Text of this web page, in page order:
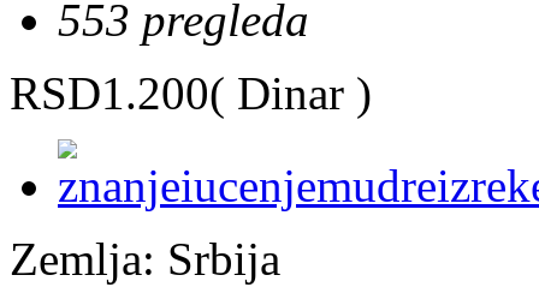
553 pregleda
RSD1.200( Dinar )
Zemlja: Srbija